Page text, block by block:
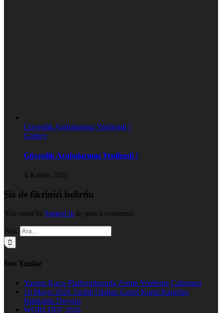
Güvenlik Arabalarımız Yenilendi !
Gallery
Güvenlik Arabalarımız Yenilendi !
4 Kasım 2025
Siz de fikrinizi belirtin
You must be logged in to post a comment.
Ara:
Son Yazılar
Yangın Kaçış Platformlarında Zemin Yenileme Çalışması
16 Mayıs 2026 Tarihli Olağan Genel Kurul Kararları
Hakkında Duyuru
WORLDEF 2026